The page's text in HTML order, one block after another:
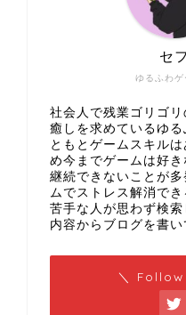
ゆるふわゲ
セフ
社会人で残業ゴリゴ
癒しを求めているゆ
ともとゲームスキル
め今までゲームは好き
継続できないことが
ムでストレス解消で
苦手な人が思わず検
内容からブログを書い
＼ Follow